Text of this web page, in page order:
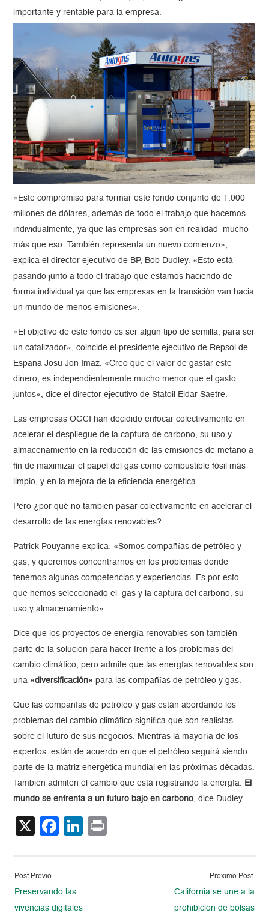
importante y rentable para la empresa.
«Este compromiso para formar este fondo conjunto de 1.000
millones de dólares, además de todo el trabajo que hacemos
individualmente, ya que las empresas son en realidad mucho
más que eso. También representa un nuevo comienzo»,
explica el director ejecutivo de BP, Bob Dudley. «Esto está
pasando junto a todo el trabajo que estamos haciendo de
forma individual ya que las empresas en la transición van hacia
un mundo de menos emisiones».
«El objetivo de este fondo es ser algún tipo de semilla, para ser
un catalizador», coincide el presidente ejecutivo de Repsol de
España Josu Jon Imaz. «Creo que el valor de gastar este
dinero, es independientemente mucho menor que el gasto
juntos», dice el director ejecutivo de Statoil Eldar Saetre.
Las empresas OGCI han decidido enfocar colectivamente en
acelerar el despliegue de la captura de carbono, su uso y
almacenamiento en la reducción de las emisiones de metano a
fin de maximizar el papel del gas como combustible fósil más
limpio, y en la mejora de la eficiencia energética.
Pero ¿por qué no también pasar colectivamente en acelerar el
desarrollo de las energías renovables?
Patrick Pouyanne explica: «Somos compañías de petróleo y
gas, y queremos concentrarnos en los problemas donde
tenemos algunas competencias y experiencias. Es por esto
que hemos seleccionado el gas y la captura del carbono, su
uso y almacenamiento».
Dice que los proyectos de energía renovables son también
parte de la solución para hacer frente a los problemas del
cambio climático, pero admite que las energías renovables son
una «diversificación» para las compañías de petróleo y gas.
Que las compañías de petróleo y gas están abordando los
problemas del cambio climático significa que son realistas
sobre el futuro de sus negocios. Mientras la mayoría de los
expertos están de acuerdo en que el petróleo seguirá siendo
parte de la matriz energética mundial en las próximas décadas.
También admiten el cambio que está registrando la energía.
El
mundo se enfrenta a un futuro bajo en carbono , dice Dudley.
X Facebook
LinkedIn
Post Previo:
Preservando las
vivencias digitales
Proximo Post:
California se une a la
prohibición de bolsas